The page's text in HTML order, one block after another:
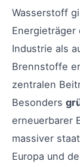
Wasserstoff
Industrie als
Brennstoffe
zentralen
Besonders
erneuerbarer
massiver
Europa und